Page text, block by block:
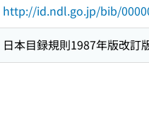
http://id.ndl.go.jp/bib/
日本目録規則1987年版改訂